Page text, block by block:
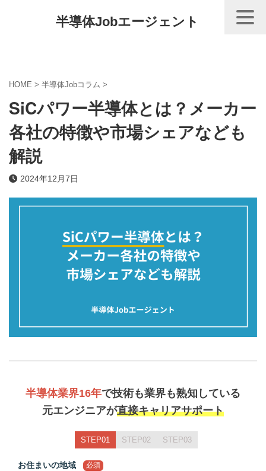
半導体Jobエージェント
HOME > 半導体Jobコラム >
SiCパワー半導体とは？メーカー
各社の特徴や市場シェアなども
解説
2024年12月7日
半導体業界16年で技術も業界も熟知している
元エンジニアが直接キャリアサポート
STEP01 STEP02 STEP03
お住まいの地域 必須